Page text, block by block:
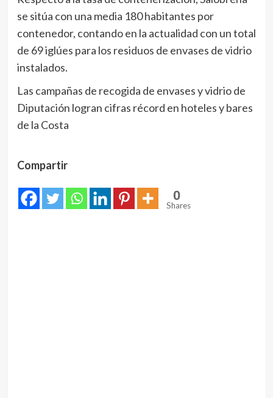
se sitúa con una media 180 habitantes por
contenedor, contando en la actualidad con un total
de 69 iglúes para los residuos de envases de vidrio
instalados.
Las campañas de recogida de envases y vidrio de
Diputación logran cifras récord en hoteles y bares
de la Costa
Compartir
0
Shares